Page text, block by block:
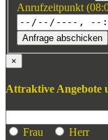
Anrufzeitpunkt
Anfrage abschicken
×
Attraktive Angebote
Frau
Herr